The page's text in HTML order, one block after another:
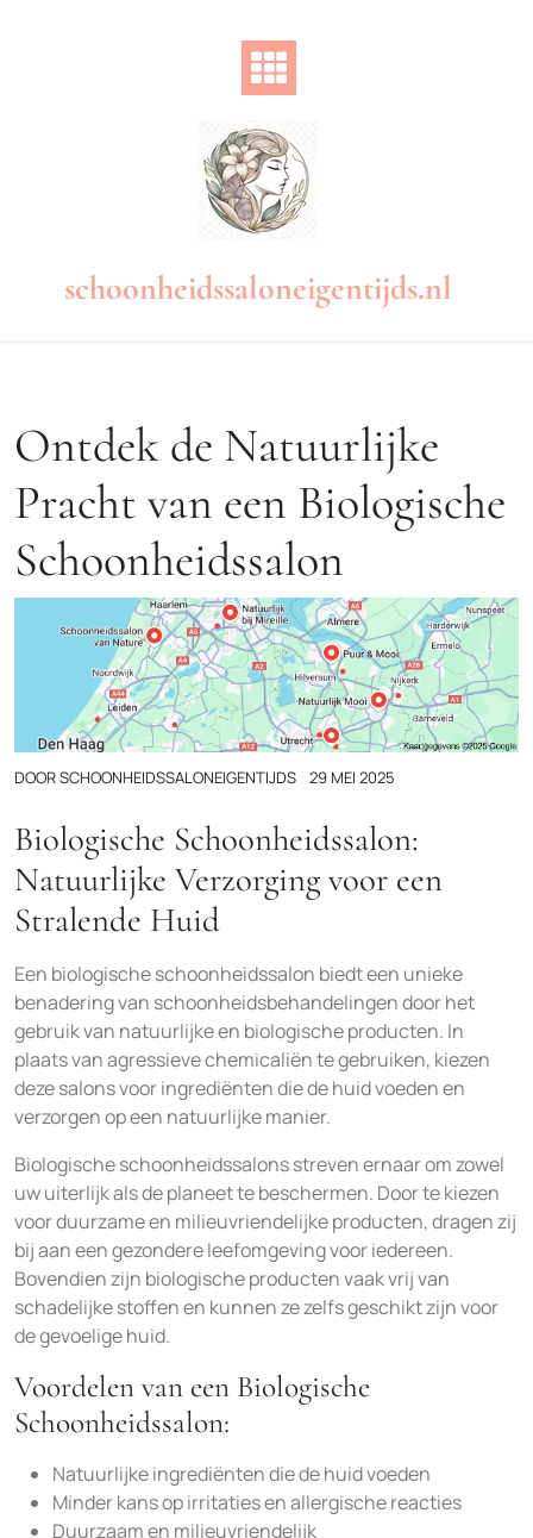
schoonheidssaloneigentijds.nl
Ontdek de Natuurlijke
Pracht van een Biologische
Schoonheidssalon
DOORSCHOONHEIDSSALONEIGENTIJDS 29 MEI 2025
Biologische Schoonheidssalon:
Natuurlijke Verzorging voor een
Stralende Huid
Een biologische schoonheidssalon biedt een unieke
benadering van schoonheidsbehandelingen door het
gebruik van natuurlijke en biologische producten. In
plaats van agressieve chemicaliën te gebruiken, kiezen
deze salons voor ingrediënten die de huid voeden en
verzorgen op een natuurlijke manier.
Biologische schoonheidssalons streven ernaar om zowel
uw uiterlijk als de planeet te beschermen. Door te kiezen
voor duurzame en milieuvriendelijke producten, dragen zij
bij aan een gezondere leefomgeving voor iedereen.
Bovendien zijn biologische producten vaak vrij van
schadelijke stoffen en kunnen ze zelfs geschikt zijn voor
de gevoelige huid.
Voordelen van een Biologische
Schoonheidssalon:
Natuurlijke ingrediënten die de huid voeden
Minder kans op irritaties en allergische reacties
Duurzaam en milieuvriendelijk